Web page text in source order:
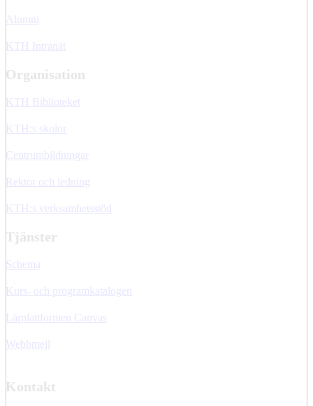
Alumni
KTH Intranät
Organisation
KTH Biblioteket
KTH:s skolor
Centrumbildningar
Rektor och ledning
KTH:s verksamhetsstöd
Tjänster
Schema
Kurs- och programkatalogen
Lärplattformen Canvas
Webbmejl
Kontakt